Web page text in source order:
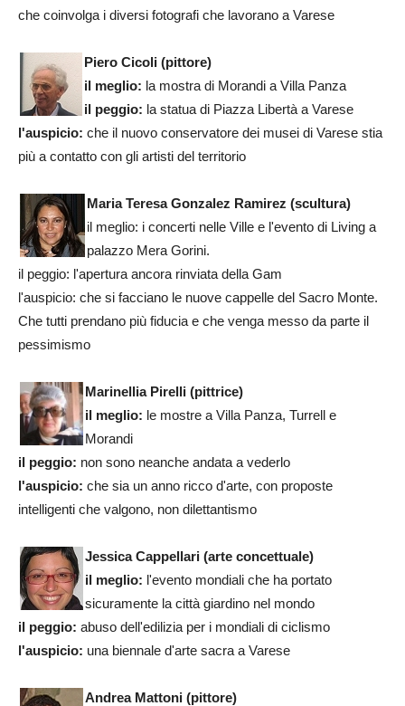
che coinvolga i diversi fotografi che lavorano a Varese
Piero Cicoli (pittore)
il meglio: la mostra di Morandi a Villa Panza
il peggio: la statua di Piazza Libertà a Varese
l'auspicio: che il nuovo conservatore dei musei di Varese stia
più a contatto con gli artisti del territorio
Maria Teresa Gonzalez Ramirez (scultura)
il meglio: i concerti nelle Ville e l'evento di Living a
palazzo Mera Gorini.
il peggio: l'apertura ancora rinviata della Gam
l'auspicio: che si facciano le nuove cappelle del Sacro Monte.
Che tutti prendano più fiducia e che venga messo da parte il
pessimismo
Marinellia Pirelli (pittrice)
il meglio: le mostre a Villa Panza, Turrell e
Morandi
il peggio: non sono neanche andata a vederlo
l'auspicio: che sia un anno ricco d'arte, con proposte
intelligenti che valgono, non dilettantismo
Jessica Cappellari (arte concettuale)
il meglio: l'evento mondiali che ha portato
sicuramente la città giardino nel mondo
il peggio: abuso dell'edilizia per i mondiali di ciclismo
l'auspicio: una biennale d'arte sacra a Varese
Andrea Mattoni (pittore)